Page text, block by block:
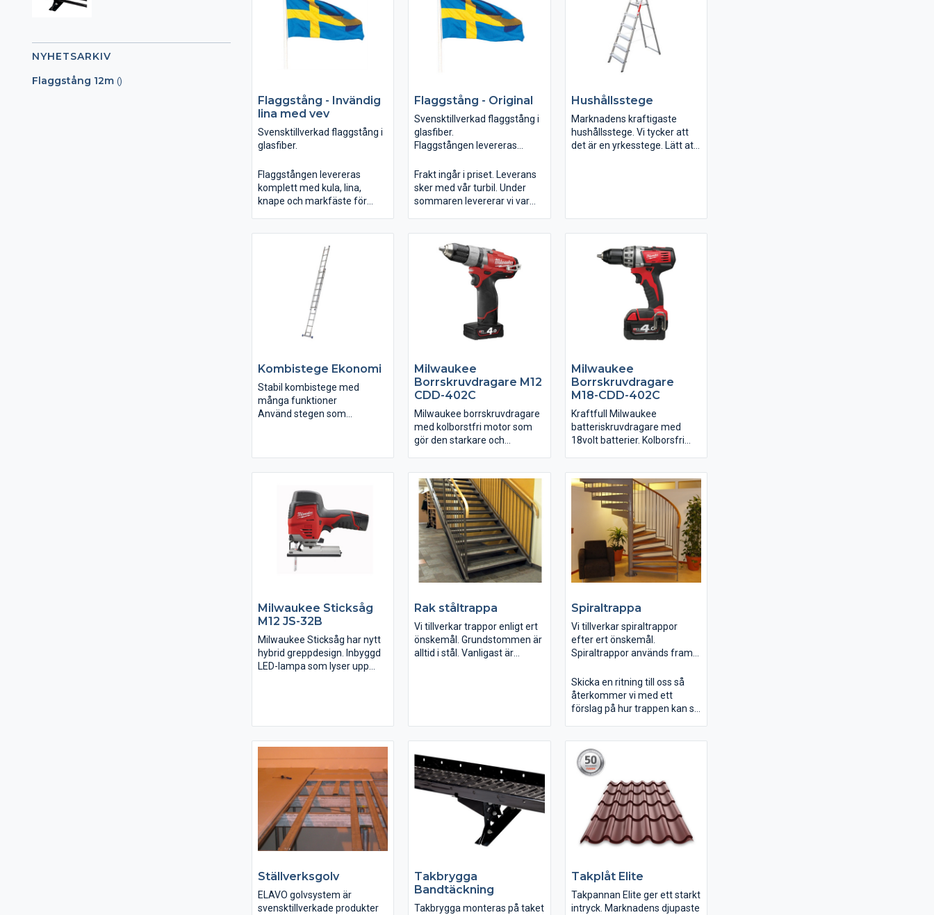
NYHETSARKIV
Flaggstång 12m ()
Flaggstång - Invändig
lina med vev
Svensktillverkad flaggstång i
glasfiber.
Flaggstången levereras
komplett med kula, lina,
knape och markfäste för
Flaggstång - Original
Svensktillverkad flaggstång i
glasfiber.
Flaggstången levereras
knape och markfäste för
ingjutning.
Frakt ingår i priset. Leverans
sker med vår turbil. Under
sommaren levererar vi var
komma fram till
arbetsplatsen.
Vi lämnar 10 års garanti på
alla flaggstänger.
Hushållsstege
Marknadens kraftigaste
hushållsstege. Vi tycker att
det är en yrkesstege. Lätt att
Kombistege Ekonomi
Stabil kombistege med
många funktioner
Använd stegen som
Milwaukee
Borrskruvdragare M12
CDD-402C
Milwaukee borrskruvdragare
med kolborstfri motor som
gör den starkare och
upp arbetsytan.
Milwaukee
Borrskruvdragare
M18-CDD-402C
Kraftfull Milwaukee
batteriskruvdragare med
18volt batterier. Kolborsfri
lampa som lyser upp
arbetsytan.
Milwaukee Sticksåg
M12 JS-32B
Milwaukee Sticksåg har nytt
hybrid greppdesign. Inbyggd
LED-lampa som lyser upp
klass.
Rak ståltrappa
Vi tillverkar trappor enligt ert
önskemål. Grundstommen är
alltid i stål. Vanligast är
Spiraltrappa
Vi tillverkar spiraltrappor
efter ert önskemål.
Spiraltrappor används fram
Vi har tillverkat spiraltrappor
sedan 1985. Leveranstiden är
cirka 4 veckor från ritning till
Skicka en ritning till oss så
återkommer vi med ett
förslag på hur trappen kan se
Ställverksgolv
ELAVO golvsystem är
svensktillverkade produkter
Takbrygga
Bandtäckning
Takbrygga monteras på taket
Takplåt Elite
Takpannan Elite ger ett starkt
intryck. Marknadens djupaste